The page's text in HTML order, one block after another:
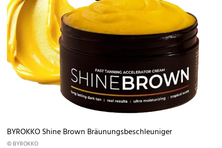
BYROKKO Shine Brown Bräunungsbeschleuniger
© BYROKKO